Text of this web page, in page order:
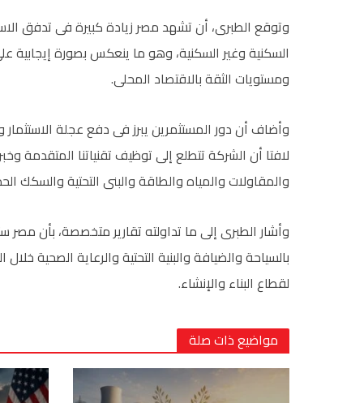
وتوقع الطبرى، أن تشهد مصر زيادة كبيرة فى تدفق
السكنية وغير السكنية، وهو ما ينعكس بصورة إيجابية
ومستويات الثقة بالاقتصاد المحلى.
وأضاف أن دور المستثمرين يبرز فى دفع عجلة
لافتا أن الشركة تتطلع إلى توظيف تقنياتنا المتقدمة
والمقاولات والمياه والطاقة والبنى التحتية والسكك
وأشار الطبرى إلى ما تداولته تقارير متخصصة، بأن
بالسياحة والضيافة والبنية التحتية والرعاية الصحية
لقطاع البناء والإنشاء.
مواضيع ذات صلة